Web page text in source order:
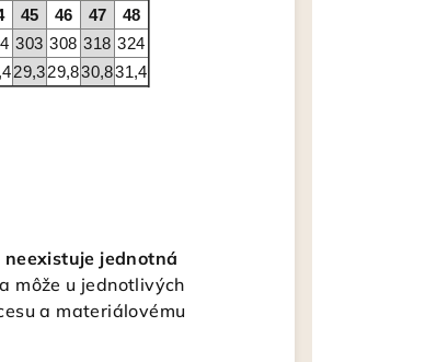
45 46 47
48
303 308 318 324
29,329,830,831,4
neexistuje jednotná
môže u jednotlivých
a materiálovému